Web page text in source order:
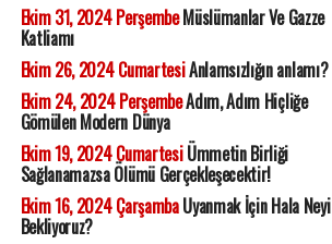
Ekim 31, 2024 PerşembeMüslümanlar Ve Gazze
Katliamı
Ekim 26, 2024 CumartesiAnlamsızlığın anlamı?
Ekim 24, 2024 PerşembeAdım, Adım Hiçliğe
Gömülen Modern Dünya
Ekim 19, 2024 CumartesiÜmmetin Birliği
Sağlanamazsa Ölümü Gerçekleşecektir!
Ekim 16, 2024 ÇarşambaUyanmak İçin Hala Neyi
Bekliyoruz?